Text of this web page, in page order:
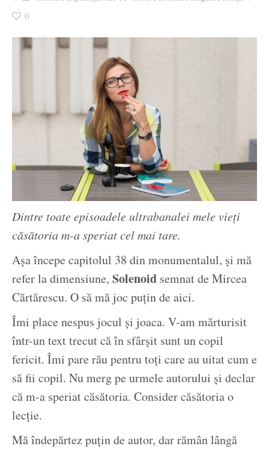
0
Dintre toate episoadele ultrabanalei mele vieți
căsătoria m-a speriat cel mai tare.
Așa începe capitolul 38 din monumentalul, și mă
refer la dimensiune, Solenoid semnat de Mircea
Cărtărescu. O să mă joc puțin de aici.
Îmi place nespus jocul și joaca. V-am mărturisit
într-un text trecut că în sfârșit sunt un copil
fericit. Îmi pare rău pentru toți care au uitat cum e
să fii copil. Nu merg pe urmele autorului și declar
că m-a speriat căsătoria. Consider căsătoria o
lecție.
Mă îndepărtez puțin de autor, dar rămân lângă